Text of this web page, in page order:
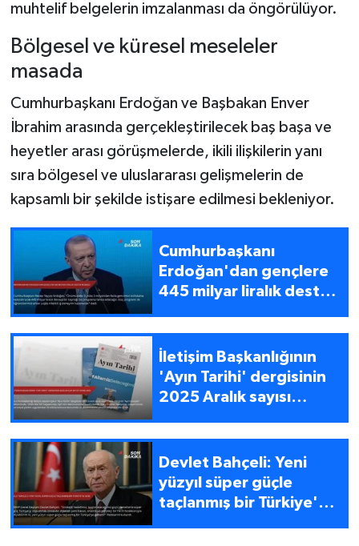
muhtelif belgelerin imzalanması da öngörülüyor.
Bölgesel ve küresel meseleler
masada
Cumhurbaşkanı Erdoğan ve Başbakan Enver
İbrahim arasında gerçekleştirilecek baş başa ve
heyetler arası görüşmelerde, ikili ilişkilerin yanı
sıra bölgesel ve uluslararası gelişmelerin de
kapsamlı bir şekilde istişare edilmesi bekleniyor.
Cumhurbaşkanı
Erdoğan'dan gençlere
445 milyar liralık destek
İletişim Başkanlığının
'Ayın Tarihi' dergisinin
2025 Aralık sayısı
Devlet Bahçeli: Yeni
yüzyıl süper güçle
taçlanmış bir Türkiye'ye